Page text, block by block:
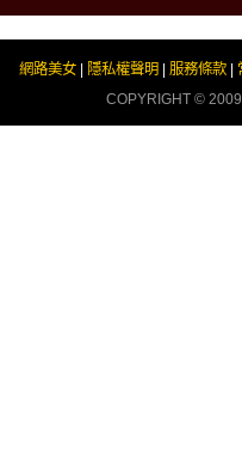
網路美女| 隱私權聲明 服務條款|
COPYRIGHT ©